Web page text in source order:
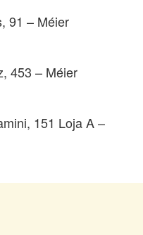
91 – Méier
453 – Méier
151 Loja A –